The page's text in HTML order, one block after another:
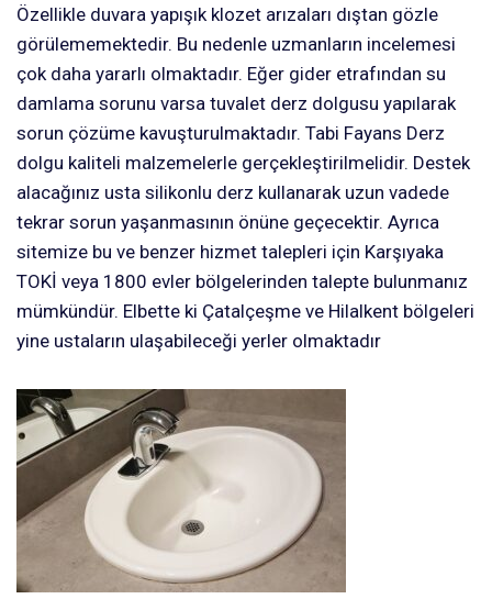
Özellikle duvara yapışık klozet arızaları dıştan gözle
görülememektedir. Bu nedenle uzmanların incelemesi
çok daha yararlı olmaktadır. Eğer gider etrafından su
damlama sorunu varsa tuvalet derz dolgusu yapılarak
sorun çözüme kavuşturulmaktadır. Tabi Fayans Derz
dolgu kaliteli malzemelerle gerçekleştirilmelidir. Destek
alacağınız usta silikonlu derz kullanarak uzun vadede
tekrar sorun yaşanmasının önüne geçecektir. Ayrıca
sitemize bu ve benzer hizmet talepleri için Karşıyaka
TOKİ veya 1800 evler bölgelerinden talepte bulunmanız
mümkündür. Elbette ki Çatalçeşme ve Hilalkent bölgeleri
yine ustaların ulaşabileceği yerler olmaktadır